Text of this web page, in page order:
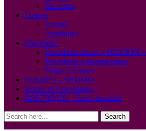
Bracelets
Lustres
Lustres
Appliques
Porcelaine
Porcelaine décor « OIGNON »
Porcelaine contemporaine
Mugs et Tasses
SOLDES – PROMO
Salons et Expositions
BOUTIQUE – Expo Actuelle
Search